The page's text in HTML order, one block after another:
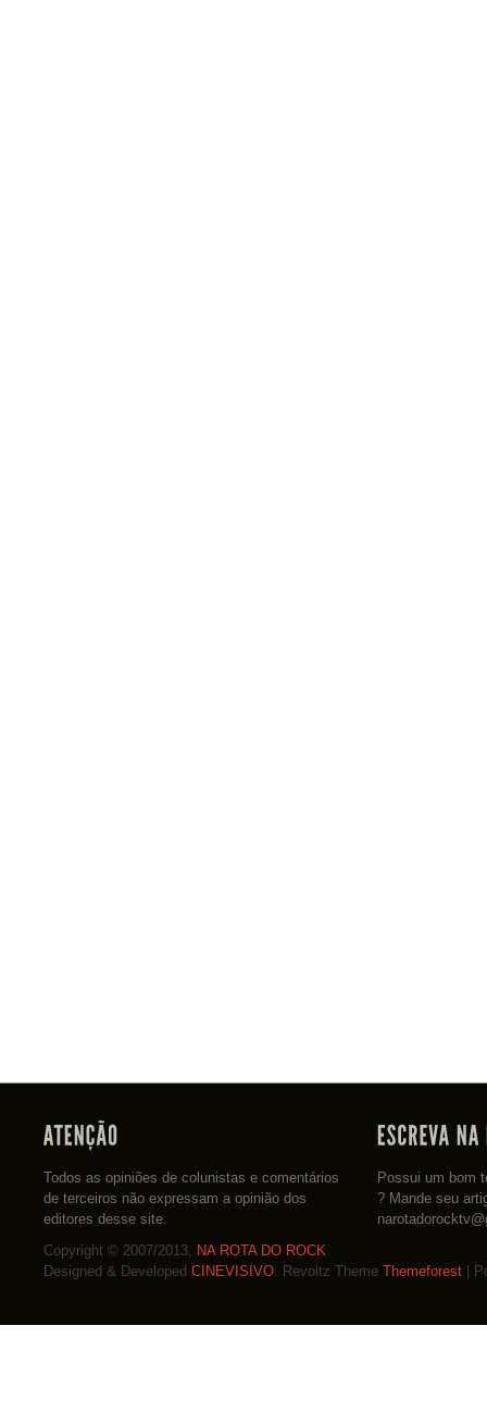
Todos as opiniões de colunistas e comentários
de terceiros não expressam a opinião dos
editores desse site.
Possui um bom
? Mande seu
Copyright © 2007/2013, NA ROTA DO ROCK
Designed & Developed CINEVISIVO. Revoltz Theme Themeforest |